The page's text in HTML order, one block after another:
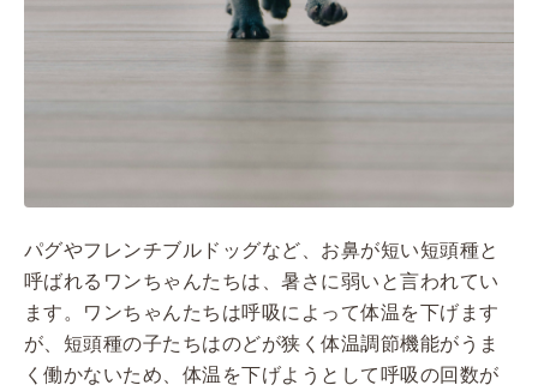
パグやフレンチブルドッグなど、お鼻が短い短頭種と
呼ばれるワンちゃんたちは、暑さに弱いと言われてい
ます。ワンちゃんたちは呼吸によって体温を下げます
が、短頭種の子たちはのどが狭く体温調節機能がうま
く働かないため、体温を下げようとして呼吸の回数が